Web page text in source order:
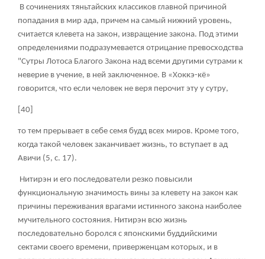
В сочинениях тяньтайских классиков главной причиной
попадания в мир ада, причем на самый нижний уровень,
считается клевета на закон, извращение закона. Под этими
определениями подразумевается отрицание превосходства
"Сутры Лотоса Благого Закона над всеми другими сутрами к
неверие в учение, в ней заключенное. В «Хоккэ-кё»
говорится, что если человек не веря перочит эту у сутру,
[40]
то тем прерывает в себе семя будд всех миров. Кроме того,
когда такой человек заканчивает жизнь, то вступает в ад
Авичи (5, с. 17).
Нитирэн и его последователи резко повысили
функциональную значимость вины за клевету на закон как
причины переживания врагами истинного закона наиболее
мучительного состояния. Нитирэн всю жизнь
последовательно боролся с японскими буддийскими
сектами своего времени, приверженцам которых, и в